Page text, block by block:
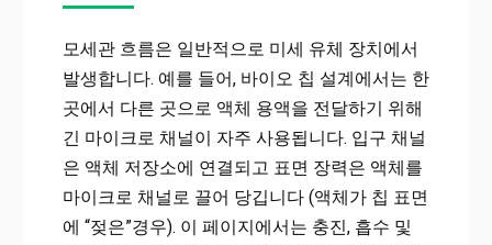
모세관 흐름은 일반적으로 미세 유체 장치에서
발생합니다. 예를 들어, 바이오 칩 설계에서는 한
곳에서 다른 곳으로 액체 용액을 전달하기 위해
긴 마이크로 채널이 자주 사용됩니다. 입구 채널
은 액체 저장소에 연결되고 표면 장력은 액체를
마이크로 채널로 끌어 당깁니다 (액체가 칩 표면
에 “젖은”경우). 이 페이지에서는 충진, 흡수 및